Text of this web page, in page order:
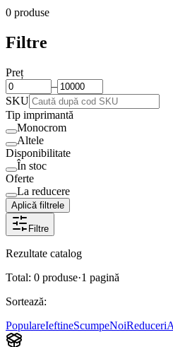
0 produse
Filtre
Preț
–
SKU
Tip imprimantă
Monocrom
Altele
Disponibilitate
În stoc
Oferte
La reducere
Aplică filtrele
Filtre
Rezultate catalog
Total: 0 produse·1 pagină
Sortează:
PopulareIeftineScumpeNoiReduceri